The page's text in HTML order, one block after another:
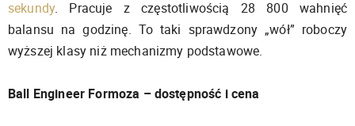
sekundy. Pracuje z częstotliwością 28 800 wahnięć
balansu na godzinę. To taki sprawdzony „wół” roboczy
wyższej klasy niż mechanizmy podstawowe.
Ball Engineer Formoza – dostępność i cena